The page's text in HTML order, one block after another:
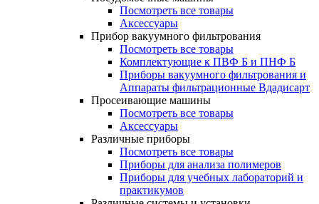
Посмотреть все товары
Аксессуары
Прибор вакуумного фильтрования
Посмотреть все товары
Комплектующие к ПВФ Б и ПНФ Б
Приборы вакуумного фильтрования и
Аппараты фильтрационные Вдадисарт
Просеивающие машины
Посмотреть все товары
Аксессуары
Различные приборы
Посмотреть все товары
Приборы для анализа полимеров
Приборы для учебных лабораторий и
практикумов